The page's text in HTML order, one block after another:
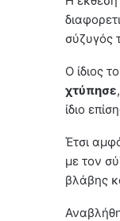
σύζυγός
Ο ίδιος
χτύπησε
ίδιο
Έτσι
με τον
βλάβης